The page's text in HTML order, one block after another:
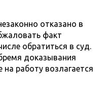
отказано в
факт
обратиться в суд.
доказывания
на работу возлагается